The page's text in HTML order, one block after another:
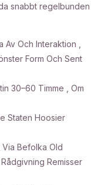
snabbt regelbunden
Och Interaktion ,
Form Och Sent
30–60 Timme , Om
Staten Hoosier
Via Befolka Old
Remisser